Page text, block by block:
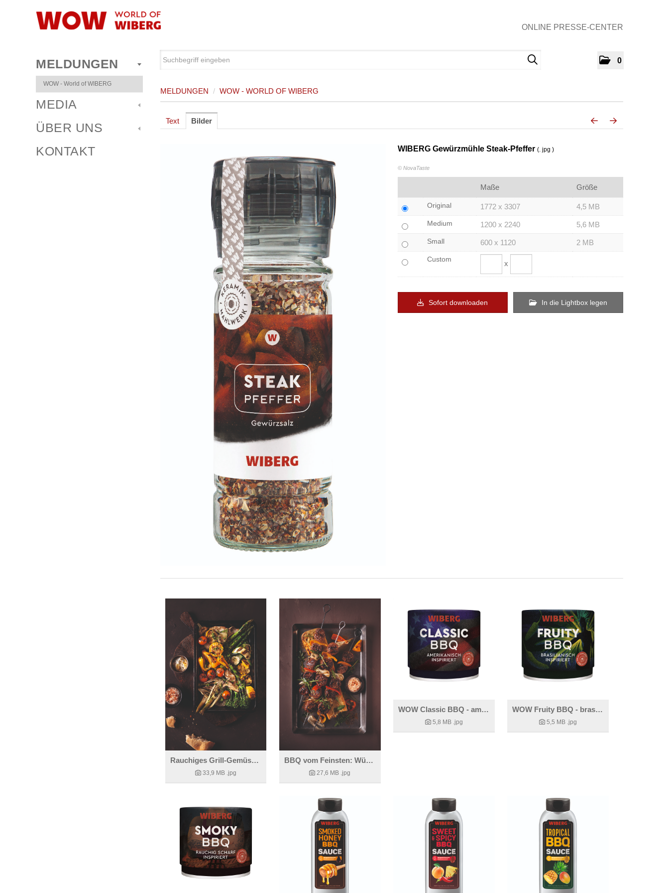
ONLINE PRESSE-CENTER
0
MELDUNGEN
WOW - World of WIBERG
MEDIA
ÜBER UNS
KONTAKT
MELDUNGEN / WOW - WORLD OF WIBERG
Text Bilder
WIBERG Gewürzmühle Steak-Pfeffer (. jpg )
© NovaTaste
Maße Größe
Original 1772 x 3307 4,5 MB
Medium 1200 x 2240 5,6 MB
Small 600 x 1120 2 MB
Custom x
Sofort downloaden In die Lightbox legen
Rauchiges Grill-Gemüse mit Gremolata und Dips
33,9 MB .jpg
BBQ vom Feinsten: Würzige Schaschlik-Spieße
27,6 MB .jpg
WOW Classic BBQ - amerikanisch inspiriert
5,8 MB .jpg
WOW Fruity BBQ - brasilianisch inspiriert
5,5 MB .jpg